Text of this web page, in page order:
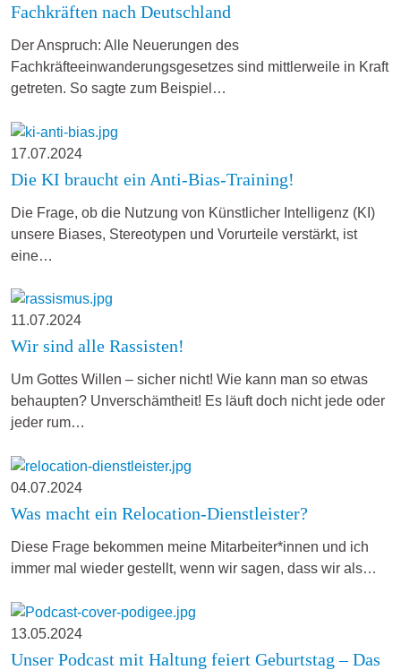
Fachkräften nach Deutschland
Der Anspruch: Alle Neuerungen des
Fachkräfteeinwanderungsgesetzes sind mittlerweile in Kraft
getreten. So sagte zum Beispiel…
17.07.2024
Die KI braucht ein Anti-Bias-Training!
Die Frage, ob die Nutzung von Künstlicher Intelligenz (KI)
unsere Biases, Stereotypen und Vorurteile verstärkt, ist
eine…
11.07.2024
Wir sind alle Rassisten!
Um Gottes Willen – sicher nicht! Wie kann man so etwas
behaupten? Unverschämtheit! Es läuft doch nicht jede oder
jeder rum…
04.07.2024
Was macht ein Relocation-Dienstleister?
Diese Frage bekommen meine Mitarbeiter*innen und ich
immer mal wieder gestellt, wenn wir sagen, dass wir als…
13.05.2024
Unser Podcast mit Haltung feiert Geburtstag – Das